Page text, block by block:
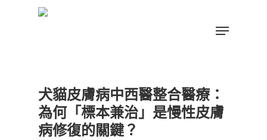
Menu
犬貓皮膚病中西醫整合醫療：
為何「標本兼治」是慢性皮膚
病修復的關鍵？